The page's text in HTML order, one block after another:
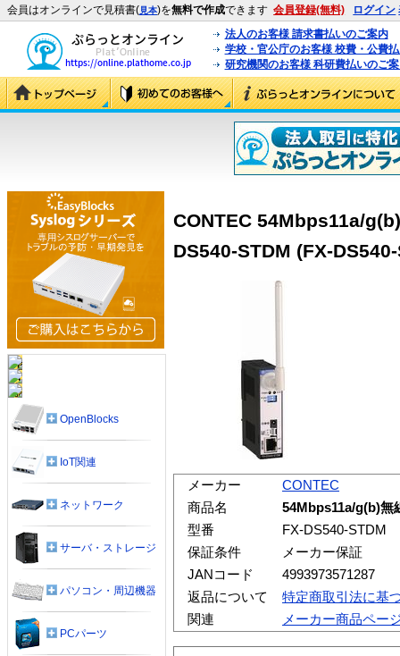
会員はオンラインで見積書(見本)を無料で作成できます 会員登録(無料) ログイン
法人のお客様 請求書払いのご案内
学校・官公庁のお客様 校費・公費
研究機関のお客様 科研費払いのご
CONTEC 54Mbps11a/
DS540-STDM (FX-
メーカー
CONTEC
商品名
54Mbps11a/g(b)無
型番
FX-DS540-STDM
保証条件
メーカー保証
JANコード
4993973571287
返品について
特定商取引法に基
関連
メーカー商品ペー
OpenBlocks
IoT関連
ネットワーク
サーバ・ストレージ
パソコン・周辺機器
PCパーツ